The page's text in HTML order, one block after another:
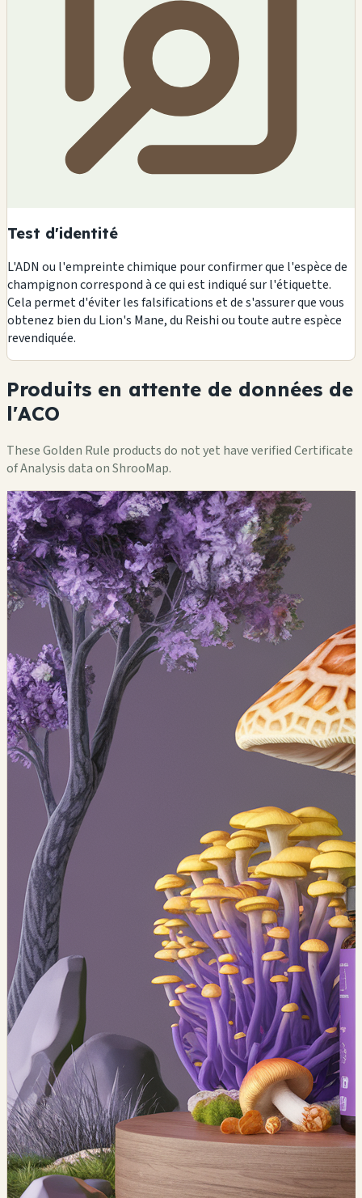
Test d'identité
L'ADN ou l'empreinte chimique pour confirmer que l'espèce de
champignon correspond à ce qui est indiqué sur l'étiquette.
Cela permet d'éviter les falsifications et de s'assurer que vous
obtenez bien du Lion's Mane, du Reishi ou toute autre espèce
revendiquée.
Produits en attente de données de
l'ACO
These Golden Rule products do not yet have verified Certificate
of Analysis data on ShrooMap.